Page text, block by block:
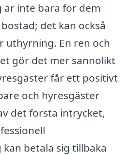
är inte bara för dem
det kan också
uthyrning. En ren och
gör det mer sannolikt
får ett positivt
och hyresgäster
det första intrycket,
betala sig tillbaka